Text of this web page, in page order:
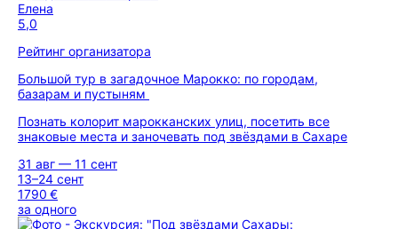
Елена
5,0
Рейтинг организатора
Большой тур в загадочное Марокко: по городам,
базарам и пустыням
Познать колорит марокканских улиц, посетить все
знаковые места и заночевать под звёздами в Сахаре
31 авг — 11 сент
13–24 сент
1790 €
за одного